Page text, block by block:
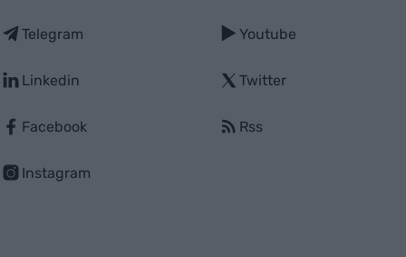
Telegram
Linkedin
Facebook
Instagram
Youtube
Twitter
Rss